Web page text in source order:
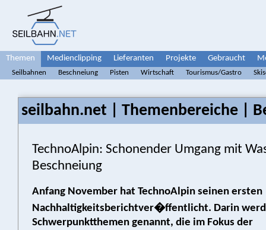
Themen Medienclipping Lieferanten Projekte Gebraucht
Seilbahnen Beschneiung Pisten Wirtschaft Tourismus/Gastro
seilbahn.net | Themenbereiche |
TechnoAlpin: Schonender Umgang mit
Beschneiung
Anfang November hat TechnoAlpin seinen ersten
Nachhaltigkeitsberichtver�ffentlicht. Darin
Schwerpunktthemen genannt, die im Fokus der